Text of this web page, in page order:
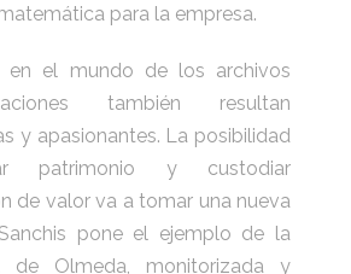
para la empresa.
en el mundo de los archivos
también resultan
y apasionantes. La posibilidad
patrimonio y custodiar
de valor va a tomar una nueva
pone el ejemplo de la
de Olmeda, monitorizada y